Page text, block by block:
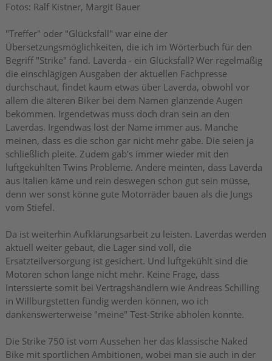
Fotos: Ralf Kistner, Margit Bauer
"Treffer" oder "Glücksfall" war eine der
Übersetzungsmöglichkeiten, die ich im Wörterbuch für den
Begriff "Strike" fand. Laverda - ein Glücksfall? Wer regelmäßig
die einschlägigen Ausgaben der aktuellen Fachpresse
durchschaut, findet kaum etwas über Laverda, obwohl vor
allem die älteren Biker bei dem Namen glänzende Augen
bekommen. Irgendetwas muss doch dran sein an den
Laverdas. Irgendwas löst der Name immer aus. Manche
meinen, dass es die schon gar nicht mehr gäbe. Die seien ja
schließlich pleite. Zudem gab's immer wieder mit den
luftgekühlten Twins Probleme. Andere meinten, dass Laverda
aus Italien käme und rein deswegen schon gut sein müsse,
denn wer sonst könne gute Motorräder bauen als die Jungs
vom Stiefel.
Da ist weiterhin Aufklärungsarbeit zu leisten. Laverdas werden
aktuell weiter gebaut, die Lager sind voll, die
Ersatzteilversorgung ist gesichert. Und luftgekühlt sind die
Motoren schon lange nicht mehr. Keine Frage, dass
Interssierte somit bei Vertragshändlern wie Andreas Schilling
in Willburgstetten fündig werden können, wo ich
dankenswerterweise "meine" Test-Strike abholen konnte.
Die Strike 750 ist vom Aussehen her das klassische Naked
Bike mit sportlichen Ambitionen, wobei man sie auch in der